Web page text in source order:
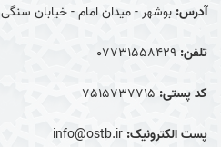
آدرس: بوشهر - میدان امام - خیابان سنگی
تلفن: 07731558429
کد پستی: 7515737715
پست الکترونیک: info@ostb.ir